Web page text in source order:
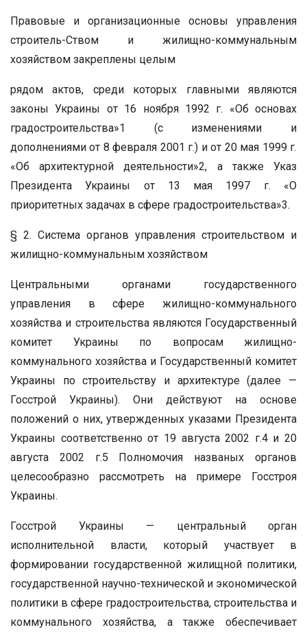
Правовые и организационные основы управления
строитель-Ством и жилищно-коммунальным
хозяйством закреплены целым
рядом актов, среди которых главными являются
законы Украины от 16 ноября 1992 г. «Об основах
градостроительства»1 (с изменениями и
дополнениями от 8 февраля 2001 г.) и от 20 мая 1999 г.
«Об архитектурной деятельности»2, а также Указ
Президента Украины от 13 мая 1997 г. «О
приоритетных задачах в сфере градостроительства»3.
§ 2. Система органов управления строительством и
жилищно-коммунальным хозяйством
Центральными органами государственного
управления в сфере жилищно-коммунального
хозяйства и строительства являются Государственный
комитет Украины по вопросам жилищно-
коммунального хозяйства и Государственный комитет
Украины по строительству и архитектуре (далее —
Госстрой Украины). Они действуют на основе
положений о них, утвержденных указами Президента
Украины соответственно от 19 августа 2002 г.4 и 20
августа 2002 г.5 Полномочия названых органов
целесообразно рассмотреть на примере Госстроя
Украины.
Госстрой Украины — центральный орган
исполнительной власти, который участвует в
формировании государственной жилищной политики,
государственной научно-технической и экономической
политики в сфере градостроительства, строительства и
коммунального хозяйства, а также обеспечивает